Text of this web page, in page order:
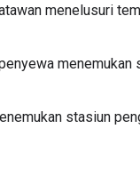
menelusuri
stasiun